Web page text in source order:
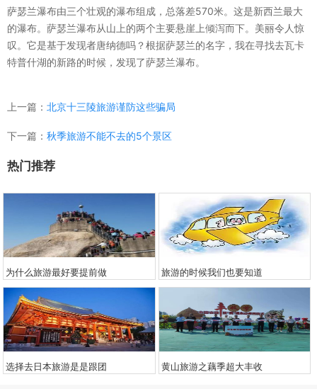
萨瑟兰瀑布由三个壮观的瀑布组成，总落差570米。这是新西兰最大
的瀑布。萨瑟兰瀑布从山上的两个主要悬崖上倾泻而下。美丽令人惊
叹。它是基于发现者唐纳德吗？根据萨瑟兰的名字，我在寻找去瓦卡
特普什湖的新路的时候，发现了萨瑟兰瀑布。
上一篇： 北京十三陵旅游谨防这些骗局
下一篇： 秋季旅游不能不去的5个景区
热门推荐
为什么旅游最好要提前做 旅游的时候我们也要知道
选择去日本旅游是是跟团 黄山旅游之藕季超大丰收